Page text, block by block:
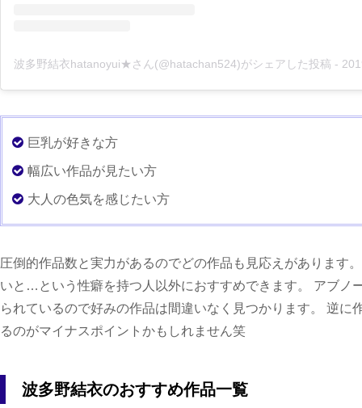
波多野結衣hatanoyui★さん(@hatachan524)がシェアした投稿 - 2019年
巨乳が好きな方
幅広い作品が見たい方
大人の色気を感じたい方
圧倒的作品数と実力があるのでどの作品も見応えがあります
いと…という性癖を持つ人以外におすすめできます。 アブノ
られているので好みの作品は間違いなく見つかります。 逆に
るのがマイナスポイントかもしれません笑
波多野結衣のおすすめ作品一覧